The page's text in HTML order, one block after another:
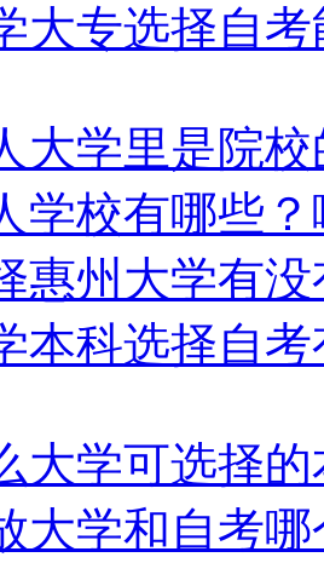
大专选择自
大学里是院
学校有哪些
惠州大学有
本科选择自
大学可选择
大学和自考